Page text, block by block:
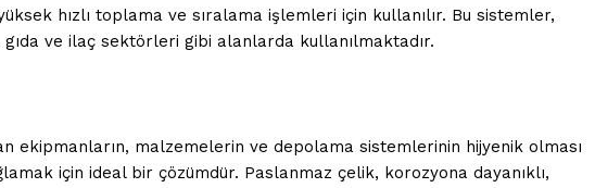
hızlı toplama ve sıralama işlemleri için kullanılır. Bu sistemler,
ve ilaç sektörleri gibi alanlarda kullanılmaktadır.
ekipmanların, malzemelerin ve depolama sistemlerinin hijyenik olması
için ideal bir çözümdür. Paslanmaz çelik, korozyona dayanıklı,